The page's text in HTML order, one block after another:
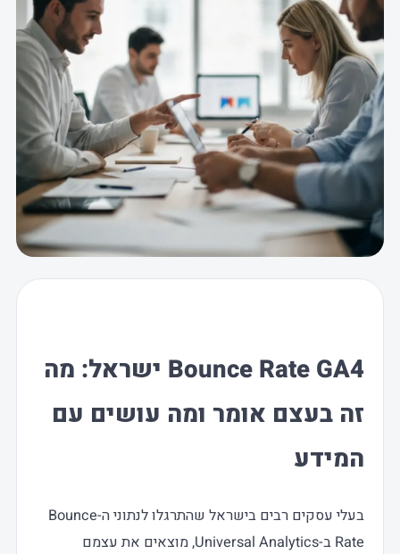
Bounce Rate GA4 ישראל: מה
זה בעצם אומר ומה עושים עם
המידע
בעלי עסקים רבים בישראל שהתרגלו לנתוני ה-Bounce
Rate ב-Universal Analytics, מוצאים את עצמם